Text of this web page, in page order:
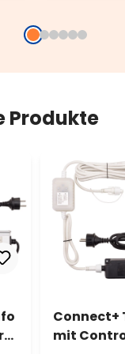
Produkte
Connect+
mit